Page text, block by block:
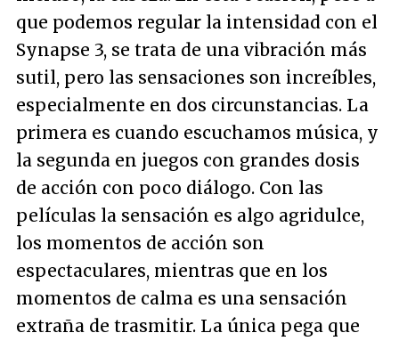
que podemos regular la intensidad con el
Synapse 3, se trata de una vibración más
sutil, pero las sensaciones son increíbles,
especialmente en dos circunstancias. La
primera es cuando escuchamos música, y
la segunda en juegos con grandes dosis
de acción con poco diálogo. Con las
películas la sensación es algo agridulce,
los momentos de acción son
espectaculares, mientras que en los
momentos de calma es una sensación
extraña de trasmitir. La única pega que